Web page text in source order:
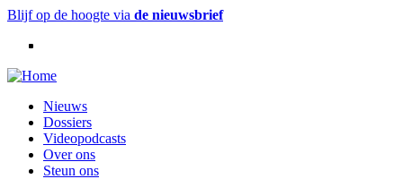
Overslaan
naar
inhoud
Blijf op de hoogte via de nieuwsbrief
Hoofdnavigatie
Nieuws
Dossiers
Videopodcasts
Over ons
Steun ons